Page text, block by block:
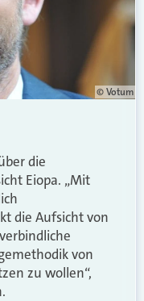
© Votum
die
Eiopa. „Mit
die Aufsicht von
von
zu wollen“,